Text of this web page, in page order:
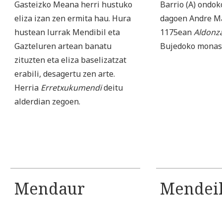
Gasteizko Meana herri hustuko
eliza izan zen ermita hau. Hura
hustean lurrak Mendibil eta
Gazteluren artean banatu
zituzten eta eliza baselizatzat
erabili, desagertu zen arte.
Herria Erretxukumendideitu
alderdian zegoen.
Barrio (A)
dagoen Andre
1175ean
Bujedoko
Mendaur